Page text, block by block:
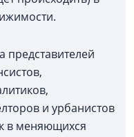
представителей
и урбанистов
в меняющихся